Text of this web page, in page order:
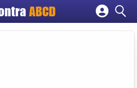
ABCD
Cadastrar empresa